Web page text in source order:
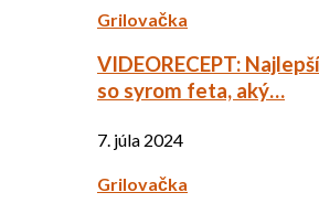
Grilovačka
VIDEORECEPT:
so syrom feta, aký…
7. júla 2024
Grilovačka